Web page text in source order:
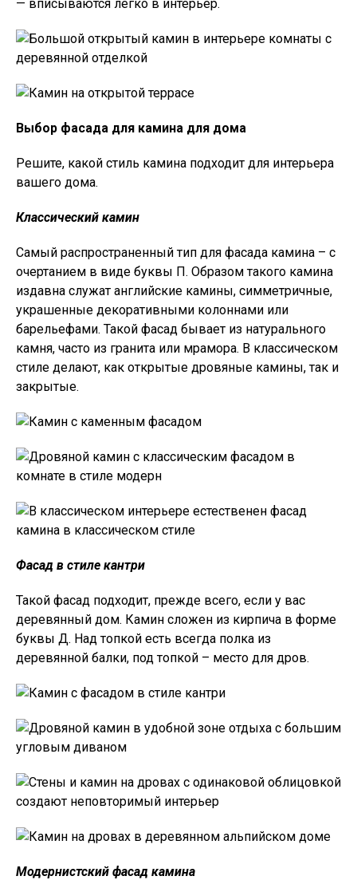
— вписываются легко в интерьер.
Выбор фасада для камина для дома
Решите, какой стиль камина подходит для интерьера
вашего дома.
Классический камин
Самый распространенный тип для фасада камина – с
очертанием в виде буквы П. Образом такого камина
издавна служат английские камины, симметричные,
украшенные декоративными колоннами или
барельефами. Такой фасад бывает из натурального
камня, часто из гранита или мрамора. В классическом
стиле делают, как открытые дровяные камины, так и
закрытые.
Фасад в стиле кантри
Такой фасад подходит, прежде всего, если у вас
деревянный дом. Камин сложен из кирпича в форме
буквы Д. Над топкой есть всегда полка из
деревянной балки, под топкой – место для дров.
Модернистский фасад камина